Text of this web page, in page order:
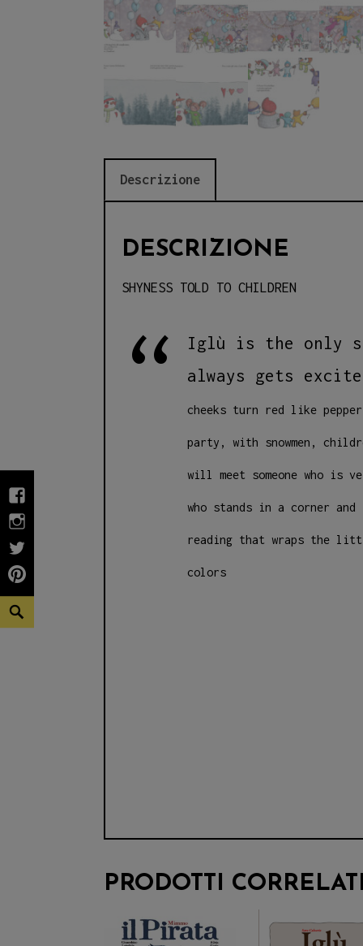
fb
INSTAGRAM
twiter
pinterest
Search
Descrizione
DESCRIZIONE
SHYNESS TOLD TO CHILDREN
Iglù is the only
always gets
cheeks turn red like
party, with snowmen,
will meet someone who is
who stands in a corner
reading that wraps the
colors
PRODOTTI